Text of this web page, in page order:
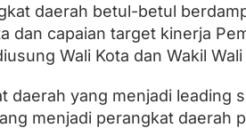
daerah betul-betul
dan capaian target kinerja
Wali Kota dan Wakil
daerah yang menjadi leading
menjadi perangkat daerah